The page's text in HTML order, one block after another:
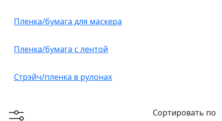
Пленка/бумага для маскера
Пленка/бумага с лентой
Стрэйч/пленка в рулонах
Сортировать по